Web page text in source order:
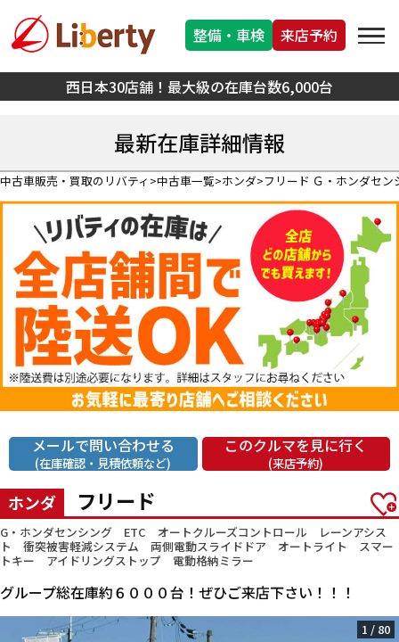
西日本30店舗！最大級の在庫台数6,000台
整備・車検 来店予約
最新在庫詳細情報
中古車販売・買取のリバティ 中古車一覧 ホンダ フリード Ｇ・ホンダセン
メールで問い合わせる
(在庫確認・見積依頼など)
このクルマを見に行く
(来店予約)
ホンダ フリード
G・ホンダセンシング ETC オートクルーズコントロール レーンアシス
ト 衝突被害軽減システム 両側電動スライドドア オートライト スマー
トキー アイドリングストップ 電動格納ミラー
グループ総在庫約６０００台！ぜひご来店下さい！！！
1 / 80